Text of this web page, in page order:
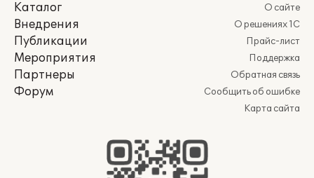
Каталог
Внедрения
Публикации
Мероприятия
Партнеры
Форум
О сайте
О решениях 1С
Прайс-лист
Поддержка
Обратная связь
Сообщить об ошибке
Карта сайта